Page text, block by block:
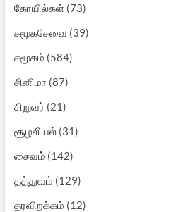
கோயில்கள்(73)
சமூகசேவை (39)
சமூகம் (584)
சினிமா (87)
சிறுவர் (21)
சூழலியல்(31)
சைவம் (142)
தத்துவம் (129)
தரவிறக்கம் (12)